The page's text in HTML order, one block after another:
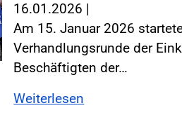
16.01.2026 |
Am 15. Januar 2026
Verhandlungsrunde der
Beschäftigten der…
Weiterlesen